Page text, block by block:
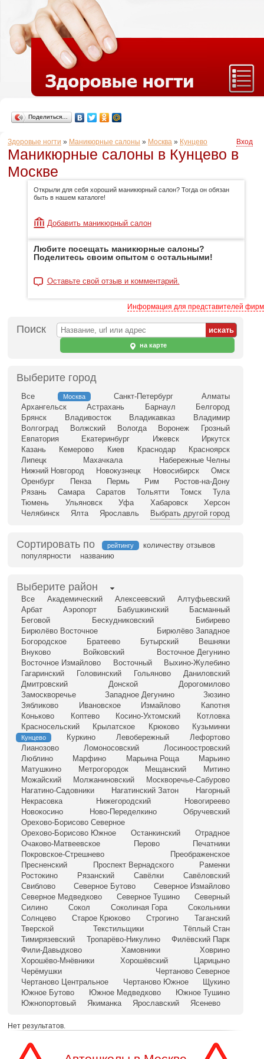
Поделиться…
Здоровые ногти » Маникюрные салоны » Москва » Кунцево Вход
Маникюрные салоны в Кунцево в
Москве
Открыли для себя хороший маникюрный салон? Тогда он обязан
быть в нашем каталоге!
Добавить маникюрный салон
Любите посещать маникюрные салоны?
Поделитесь своим опытом с остальными!
Оставьте свой отзыв и комментарий.
Информация для представителей фирм
Поиск
на карте
Выберите город
Все Москва Санкт-Петербург
Алматы
Архангельск
Астрахань Барнаул
Белгород
Брянск
Владивосток Владикавказ
Владимир
Волгоград
Волжский Вологда Воронеж
Грозный
Евпатория
Екатеринбург Ижевск
Иркутск
Казань
Кемерово Киев Краснодар
Красноярск
Липецк
Махачкала
Набережные Челны
Нижний Новгород
Новокузнецк Новосибирск
Омск
Оренбург
Пенза Пермь Рим
Ростов-на-Дону
Рязань
Самара Саратов Тольятти Томск
Тула
Тюмень
Ульяновск Уфа Хабаровск
Херсон
Челябинск
Ялта Ярославль Выбрать другой город
Сортировать по рейтингу
количеству отзывов
популярности
названию
Выберите район
Все Академический Алексеевский
Алтуфьевский
Арбат
Аэропорт Бабушкинский
Басманный
Беговой
Бескудниковский
Бибирево
Бирюлёво Восточное
Бирюлёво Западное
Богородское
Братеево Бутырский
Вешняки
Внуково
Войковский
Восточное Дегунино
Восточное Измайлово
Восточный
Выхино-Жулебино
Гагаринский
Головинский Гольяново
Даниловский
Дмитровский
Донской
Дорогомилово
Замоскворечье
Западное Дегунино
Зюзино
Зябликово
Ивановское Измайлово
Капотня
Коньково
Коптево Косино-Ухтомский
Котловка
Красносельский
Крылатское Крюково Кузьминки
Кунцево Куркино Левобережный
Лефортово
Лианозово
Ломоносовский
Лосиноостровский
Люблино
Марфино Марьина Роща
Марьино
Матушкино
Метрогородок Мещанский
Митино
Можайский
Молжаниновский
Москворечье-Сабурово
Нагатино-Садовники
Нагатинский Затон
Нагорный
Некрасовка
Нижегородский
Новогиреево
Новокосино
Ново-Переделкино
Обручевский
Орехово-Борисово Северное
Орехово-Борисово Южное
Останкинский
Отрадное
Очаково-Матвеевское
Перово
Печатники
Покровское-Стрешнево
Преображенское
Пресненский
Проспект Вернадского
Раменки
Ростокино
Рязанский Савёлки
Савёловский
Свиблово
Северное Бутово
Северное Измайлово
Северное Медведково
Северное Тушино
Северный
Силино
Сокол Соколиная Гора
Сокольники
Солнцево
Старое Крюково Строгино
Таганский
Тверской
Текстильщики
Тёплый Стан
Тимирязевский
Тропарёво-Никулино
Филёвский Парк
Фили-Давыдково
Хамовники
Ховрино
Хорошёво-Мнёвники
Хорошёвский
Царицыно
Черёмушки
Чертаново Северное
Чертаново Центральное
Чертаново Южное
Щукино
Южное Бутово
Южное Медведково
Южное Тушино
Южнопортовый
Якиманка Ярославский Ясенево
Нет результатов.